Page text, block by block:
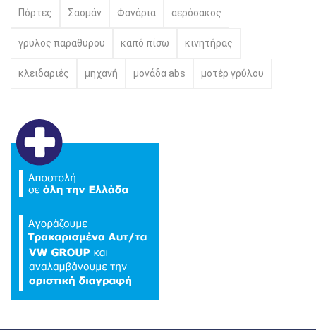
Πόρτες Σασμάν Φανάρια αερόσακος
γρυλος παραθυρου καπό πίσω κινητήρας
κλειδαριές μηχανή μονάδα abs μοτέρ γρύλου